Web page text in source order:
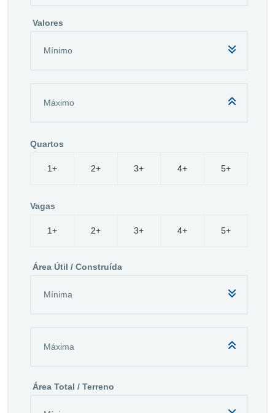
Valores
Quartos
1+ 2+ 3+ 4+ 5+
Vagas
1+ 2+ 3+ 4+ 5+
Área Útil / Construída
Área Total / Terreno